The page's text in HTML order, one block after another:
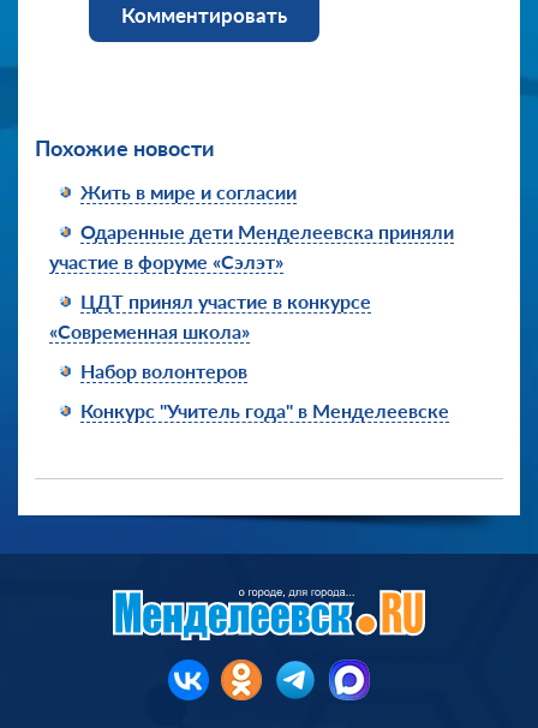
Комментировать
Похожие новости
Жить в мире и согласии
Одаренные дети Менделеевска приняли
участие в форуме «Сэлэт»
ЦДТ принял участие в конкурсе
«Современная школа»
Набор волонтеров
Конкурс "Учитель года" в Менделеевске